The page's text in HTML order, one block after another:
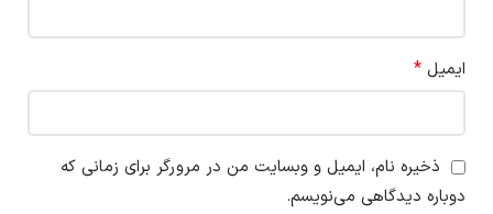
ایمیل *
ذخیره نام، ایمیل و وبسایت من در مرورگر برای زمانی که
دوباره دیدگاهی می‌نویسم.